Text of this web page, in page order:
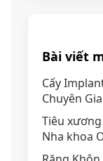
Bài viết
Cấy
Chuyên
Tiêu
Nha khoa